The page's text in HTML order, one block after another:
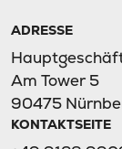
ADRESSE
Am Tower 5
90475
KONTAKTSEITE